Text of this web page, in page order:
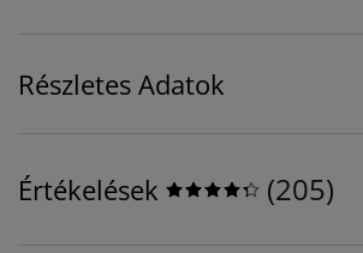
Részletes Adatok
Értékelések (205)